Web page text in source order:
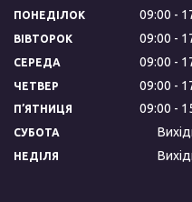
ПОНЕДІЛОК 09:00
ВІВТОРОК 09:00
СЕРЕДА 09:00
ЧЕТВЕР 09:00
ПʼЯТНИЦЯ 09:00
СУБОТА
НЕДІЛЯ